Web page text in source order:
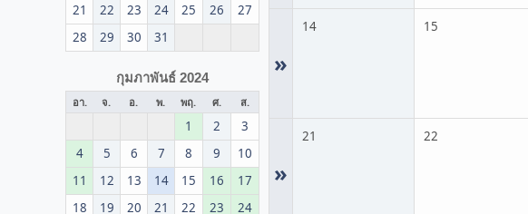
21
22 23 24 25 26
27
28
29 30 31
กุมภาพันธ์ 2024
อา. จ. อ. พ. พฤ. ศ. ส.
1 2
3
4
5 6 7 8 9
10
11
12 13 14 15 16
17
18
19 20 21 22 23 24
»
14 15
»
21 22